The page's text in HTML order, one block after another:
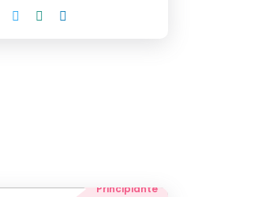
Principiante